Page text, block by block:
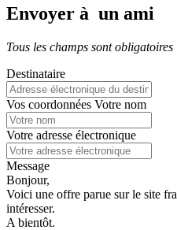
Envoyer à un ami
Tous les champs sont obligatoires
Destinataire
Vos coordonnées Votre nom
Votre adresse électronique
Message
Bonjour,
Voici une offre parue sur le site
intéresser.
A bientôt.